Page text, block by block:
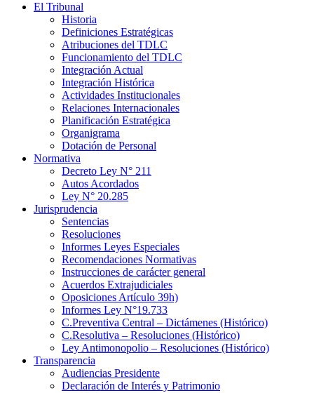
El Tribunal
Historia
Definiciones Estratégicas
Atribuciones del TDLC
Funcionamiento del TDLC
Integración Actual
Integración Histórica
Actividades Institucionales
Relaciones Internacionales
Planificación Estratégica
Organigrama
Dotación de Personal
Normativa
Decreto Ley N° 211
Autos Acordados
Ley N° 20.285
Jurisprudencia
Sentencias
Resoluciones
Informes Leyes Especiales
Recomendaciones Normativas
Instrucciones de carácter general
Acuerdos Extrajudiciales
Oposiciones Artículo 39h)
Informes Ley N°19.733
C.Preventiva Central – Dictámenes (Histórico)
C.Resolutiva – Resoluciones (Histórico)
Ley Antimonopolio – Resoluciones (Histórico)
Transparencia
Audiencias Presidente
Declaración de Interés y Patrimonio